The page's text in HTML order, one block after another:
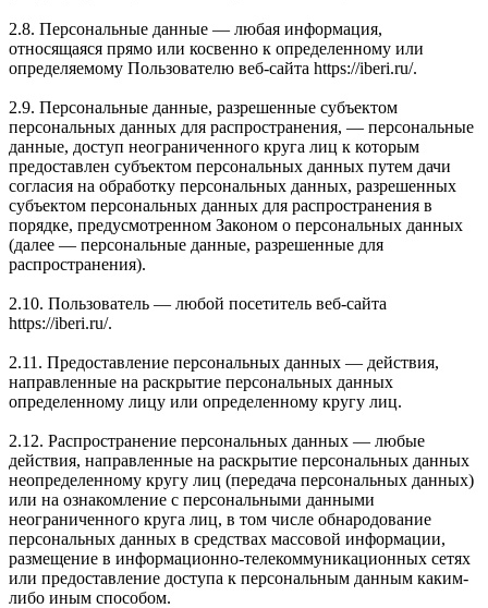
2.8. Персональные данные — любая информация,
относящаяся прямо или косвенно к определенному или
определяемому Пользователю веб-сайта https://iberi.ru/.
2.9. Персональные данные, разрешенные субъектом
персональных данных для распространения, — персональные
данные, доступ неограниченного круга лиц к которым
предоставлен субъектом персональных данных путем дачи
согласия на обработку персональных данных, разрешенных
субъектом персональных данных для распространения в
порядке, предусмотренном Законом о персональных данных
(далее — персональные данные, разрешенные для
распространения).
2.10. Пользователь — любой посетитель веб-сайта
https://iberi.ru/.
2.11. Предоставление персональных данных — действия,
направленные на раскрытие персональных данных
определенному лицу или определенному кругу лиц.
2.12. Распространение персональных данных — любые
действия, направленные на раскрытие персональных данных
неопределенному кругу лиц (передача персональных данных)
или на ознакомление с персональными данными
неограниченного круга лиц, в том числе обнародование
персональных данных в средствах массовой информации,
размещение в информационно-телекоммуникационных сетях
или предоставление доступа к персональным данным каким-
либо иным способом.